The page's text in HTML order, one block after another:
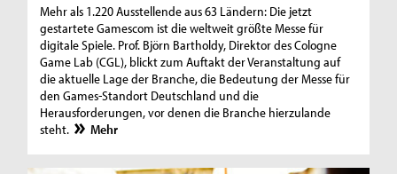
Mehr als 1.220 Ausstellende aus 63 Ländern: Die jetzt
gestartete Gamescom ist die weltweit größte Messe für
digitale Spiele. Prof. Björn Bartholdy, Direktor des Cologne
Game Lab (CGL), blickt zum Auftakt der Veranstaltung auf
die aktuelle Lage der Branche, die Bedeutung der Messe für
den Games-Standort Deutschland und die
Herausforderungen, vor denen die Branche hierzulande
steht.
Mehr